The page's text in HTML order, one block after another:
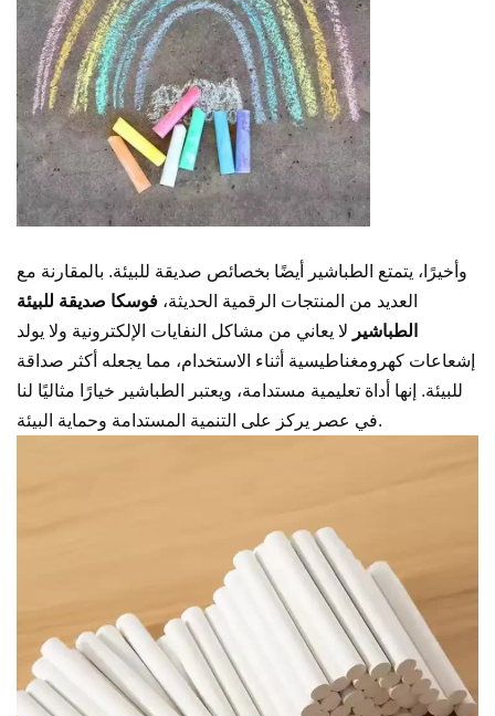
وأخيرًا، يتمتع الطباشير أيضًا بخصائص صديقة للبيئة. بالمقارنة مع
العديد من المنتجات الرقمية الحديثة، فوسكا صديقة للبيئة
الطباشير لا يعاني من مشاكل النفايات الإلكترونية ولا يولد
إشعاعات كهرومغناطيسية أثناء الاستخدام، مما يجعله أكثر صداقة
للبيئة. إنها أداة تعليمية مستدامة، ويعتبر الطباشير خيارًا مثاليًا لنا
في عصر يركز على التنمية المستدامة وحماية البيئة.